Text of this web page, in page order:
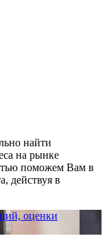
найти
на рынке
поможем Вам в
действуя в
оценки